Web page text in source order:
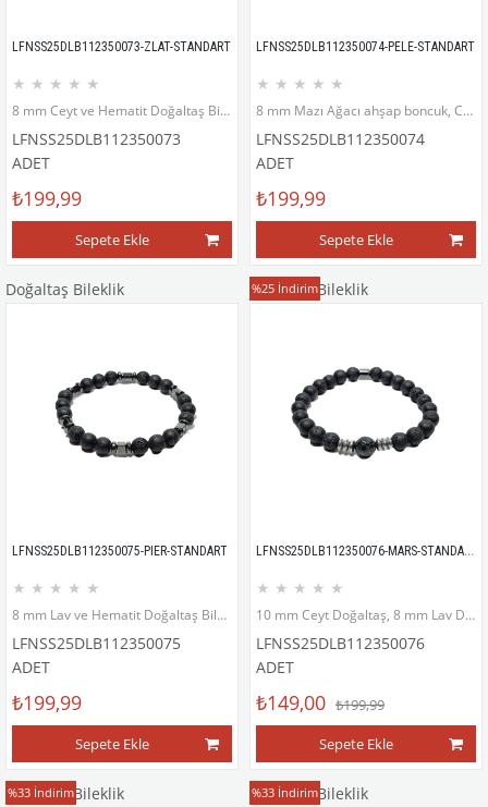
LFNSS25DLB112350073-ZLAT-STANDART
★ ★ ★ ★ ★
8 mm Ceyt ve Hematit Doğaltaş Bileklik
LFNSS25DLB112350073
ADET
₺199,99
Sepete Ekle
LFNSS25DLB112350074-PELE-STANDART
★ ★ ★ ★ ★
8 mm Mazı Ağacı ahşap boncuk, Cam Onyx ve Hematit Doğaltaş Bileklik
LFNSS25DLB112350074
ADET
₺199,99
Sepete Ekle
Doğaltaş Bileklik
LFNSS25DLB112350075-PIER-STANDART
★ ★ ★ ★ ★
8 mm Lav ve Hematit Doğaltaş Bileklik
LFNSS25DLB112350075
ADET
₺199,99
Sepete Ekle
Doğaltaş Bileklik
LFNSS25DLB112350076-MARS-STANDART
★ ★ ★ ★ ★
10 mm Ceyt Doğaltaş, 8 mm Lav Doğaltaş ve Hematit Doğaltaş Bileklik
LFNSS25DLB112350076
ADET
₺149,00 ₺199,99
Sepete Ekle
%25 İndirim
Doğaltaş Bileklik
%33 İndirim Doğaltaş Bileklik
%33 İndirim